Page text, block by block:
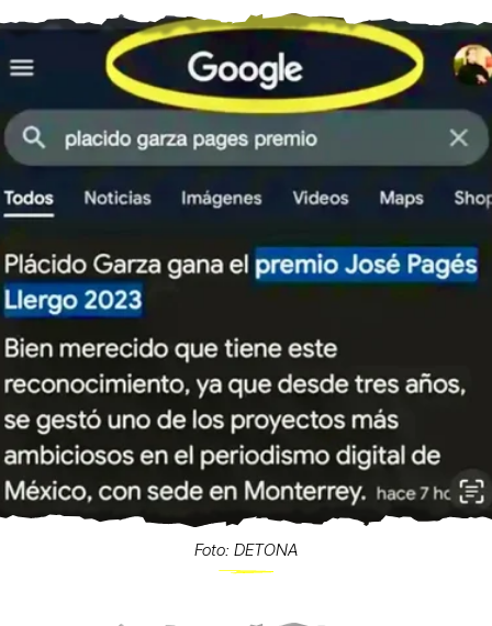
Foto: DETONA